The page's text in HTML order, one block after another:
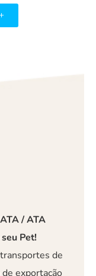
/ ATA
Pet!
de
exportação